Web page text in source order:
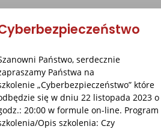
Państwo, serdecznie
Państwa na
„Cyberbezpieczeństwo” które
się w dniu 22 listopada 2023 o
20:00 w formule on-line. Program
Opis szkolenia: Czy